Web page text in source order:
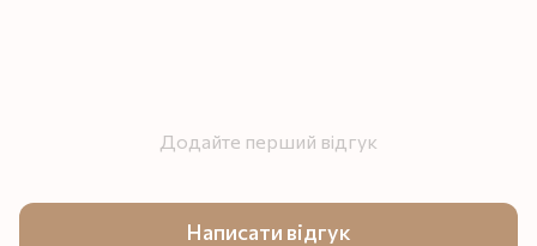
Додайте перший відгук
Написати відгук